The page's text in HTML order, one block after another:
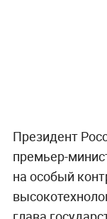
Президент
премьер-
на особый